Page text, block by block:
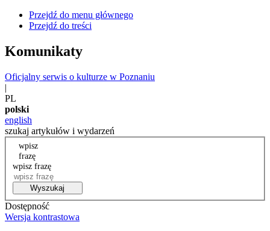
Przejdź do menu głównego
Przejdź do treści
Komunikaty
Oficjalny serwis o kulturze w Poznaniu
|
PL
polski
english
szukaj artykułów i wydarzeń
wpisz
frazę
wpisz frazę
Wyszukaj
Dostępność
Wersja kontrastowa